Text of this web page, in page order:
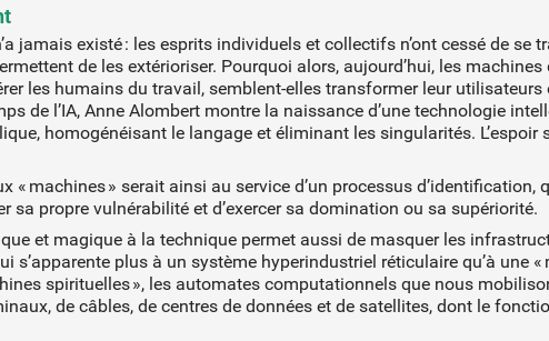
jamais existé : les esprits individuels et collectifs n’ont cessé de se
de les extérioriser. Pourquoi alors, aujourd’hui, les machines
les humains du travail, semblent-elles transformer leur
de l’IA, Anne Alombert montre la naissance d’une technologie
homogénéisant le langage et éliminant les singularités. L’espoir
« machines » serait ainsi au service d’un processus d’identification,
sa propre vulnérabilité et d’exercer sa domination ou sa supériorité.
et magique à la technique permet aussi de masquer les
s’apparente plus à un système hyperindustriel réticulaire qu’à une
spirituelles », les automates computationnels que nous
de câbles, de centres de données et de satellites, dont le